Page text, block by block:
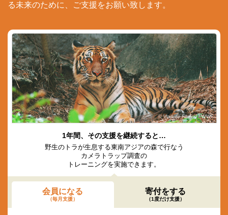
る未来のために、ご支援をお願い致します。
© Vladimir Filonov / WWF
1年間、その支援を継続すると…
野生のトラが生息する東南アジアの森で行なう
カメラトラップ調査の
トレーニングを実施できます。
会員になる
（毎月支援）
寄付をする
（1度だけ支援）